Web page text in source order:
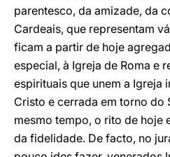
parentesco, da amizade, da
Cardeais, que representam
ficam a partir de hoje
especial, à Igreja de Roma e
espirituais que unem a Igreja
Cristo e cerrada em torno do
mesmo tempo, o rito de hoje
da fidelidade. De facto, no